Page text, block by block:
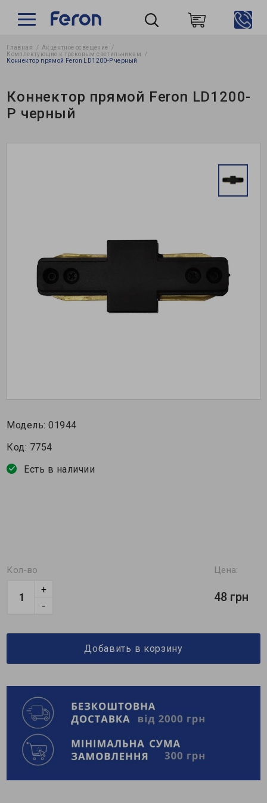
Главная
Акцентное освещение
Комплектующие к трековым светильникам
Коннектор прямой Feron LD1200-P черный
Коннектор прямой Feron LD1200-
P черный
Модель:01944
Код: 7754
Есть в наличии
Кол-во
-
+
Цена:
48 грн
Добавить в корзину